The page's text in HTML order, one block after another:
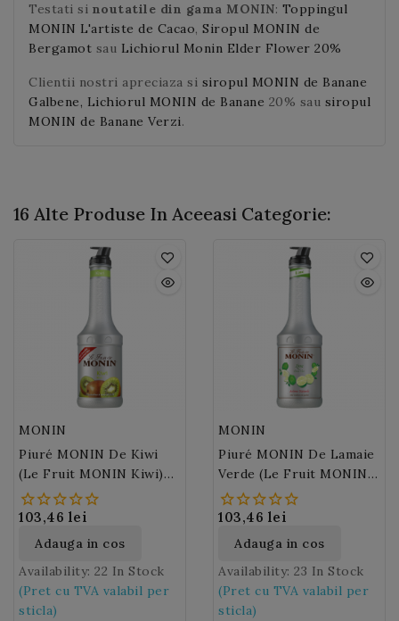
Testati si noutatile din gama MONIN: Toppingul
MONIN L'artiste de Cacao, Siropul MONIN de
Bergamot sau Lichiorul Monin Elder Flower 20%
Clientii nostri apreciaza si siropul MONIN de Banane
Galbene, Lichiorul MONIN de Banane 20% sau siropul
MONIN de Banane Verzi.
16 Alte Produse In Aceeasi Categorie:
MONIN
Piuré MONIN De Kiwi
(Le Fruit MONIN Kiwi)
100 Cl
103,46 lei
Adauga in cos
Availability: 22 In Stock
(Pret cu TVA valabil per
sticla)
MONIN
Piuré MONIN De Lamaie
Verde (Le Fruit MONIN
Lime) 100 Cl
103,46 lei
Adauga in cos
Availability: 23 In Stock
(Pret cu TVA valabil per
sticla)